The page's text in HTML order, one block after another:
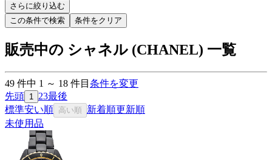
さらに絞り込む
この条件で検索
条件をクリア
販売中の シャネル (CHANEL) 一覧
49 件中 1 ～ 18 件目 条件を変更
先頭 1 23最後
標準安い順 高い順 新着順更新順
未使用品